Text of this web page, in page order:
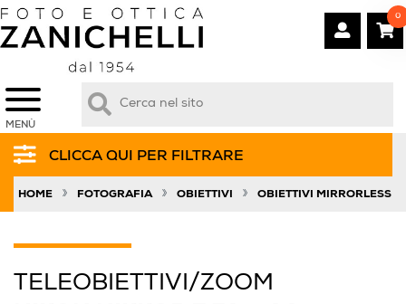
MENÙ
0
CLICCA QUI PER FILTRARE
HOME » FOTOGRAFIA » OBIETTIVI » OBIETTIVI MIRRORLESS
TELEOBIETTIVI/ZOOM